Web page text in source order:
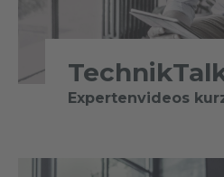
Expertenvideos